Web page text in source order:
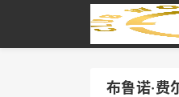
布鲁诺·费